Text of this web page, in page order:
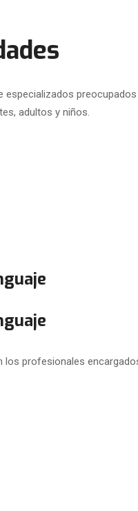
especializados
adultos y niños.
profesionales